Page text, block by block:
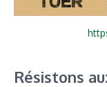
Résistons